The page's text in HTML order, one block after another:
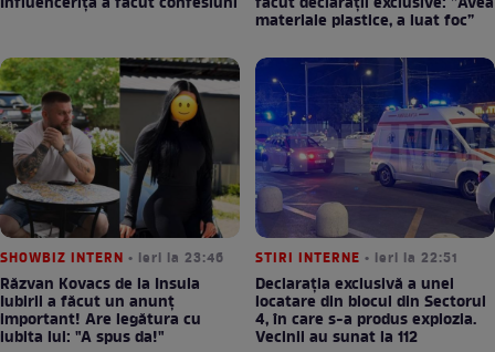
materiale plastice, a luat foc”
SHOWBIZ INTERN • ieri la 23:46
Răzvan Kovacs de la Insula
Iubirii a făcut un anunț
important! Are legătura cu
iubita lui: "A spus da!"
STIRI INTERNE • ieri la 22:51
Declarația exclusivă a unei
locatare din blocul din Sectorul
4, în care s-a produs explozia.
Vecinii au sunat la 112